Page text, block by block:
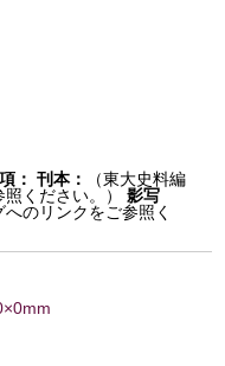
： 刊本：
（東大史料編
ください。）
影写
のリンクをご参照く